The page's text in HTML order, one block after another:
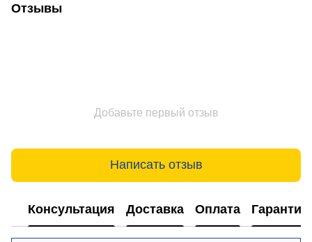
Отзывы
Добавьте первый отзыв
Написать отзыв
Консультация Доставка Оплата Гарантия